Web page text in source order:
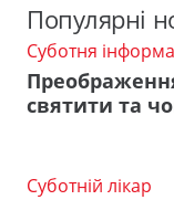
Популярні
Суботня
святити та
Суботній лікар